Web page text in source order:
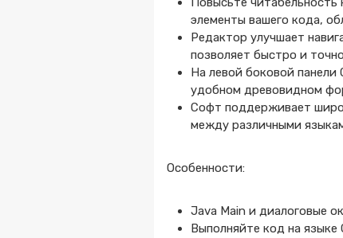
элементы вашего кода,
Редактор улучшает
позволяет быстро и
На левой боковой
удобном древовидном
Софт поддерживает
между различными
Особенности:
Java Main и диалоговые
Выполняйте код на языке